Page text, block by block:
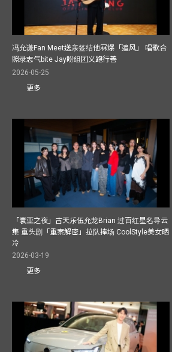
冯允谦Fan Meet送亲签结他冧爆「追风」 唱歌合
照录志气bite Jay盼组团义跑行善
2026-05-25
更多
「寰亚之夜」古天乐伍允龙Brian 过百红星名导云
集 重头剧「重案解密」拉队捧场 CoolStyle美女晒
冷
2026-03-19
更多